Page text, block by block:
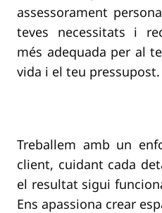
assessorament
teves necessitats i
més adequada per al
vida i el teu pressupost.
Treballem amb un
client, cuidant cada
el resultat sigui
Ens apassiona crear